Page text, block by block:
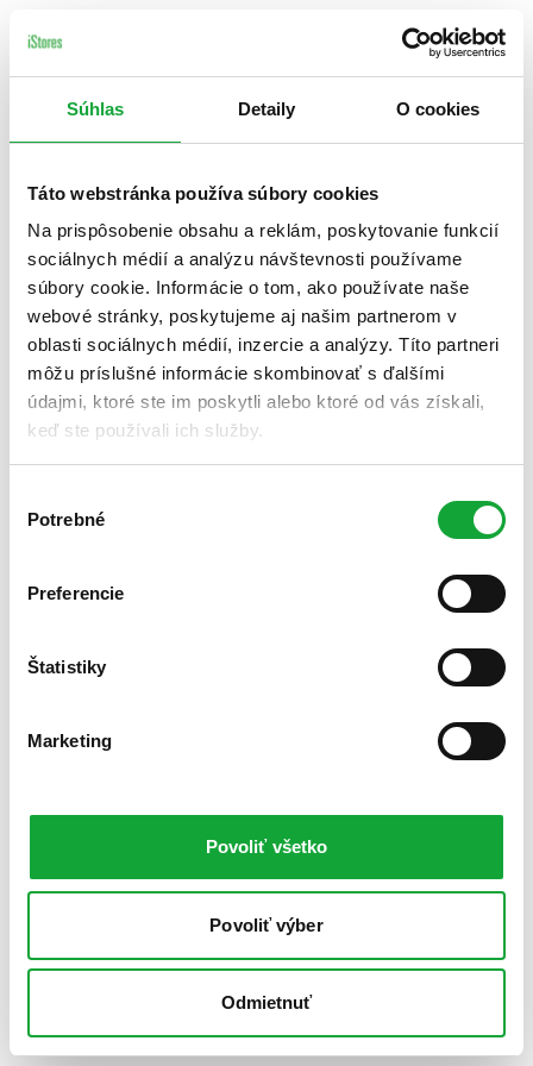
Súhlas Detaily O cookies
Táto webstránka používa súbory cookies
Na prispôsobenie obsahu a reklám, poskytovanie funkcií
sociálnych médií a analýzu návštevnosti používame
súbory cookie. Informácie o tom, ako používate naše
webové stránky, poskytujeme aj našim partnerom v
oblasti sociálnych médií, inzercie a analýzy. Títo partneri
môžu príslušné informácie skombinovať s ďalšími
údajmi, ktoré ste im poskytli alebo ktoré od vás získali,
keď ste používali ich služby.
súhlasu
Potrebné
Preferencie
Štatistiky
Marketing
Povoliť všetko
Povoliť výber
Odmietnuť